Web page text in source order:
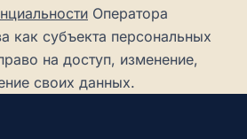
Оператора
как субъекта персональных
на доступ, изменение,
своих данных.